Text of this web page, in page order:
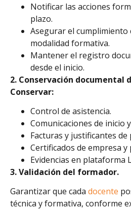
Notificar las acciones
plazo.
Asegurar el cumplimiento
modalidad formativa.
Mantener el registro
desde el inicio.
2. Conservación documental
Conservar:
Control de asistencia.
Comunicaciones de inicio
Facturas y justificantes de
Certificados de empresa
Evidencias en plataforma
3. Validación del formador.
Garantizar que cada docente
técnica y formativa, conforme